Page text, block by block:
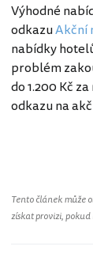
Výhodné
odkazuAkční
nabídky
problém
do 1.200 Kč
odkazu na
Tento článek může
získat provizi,